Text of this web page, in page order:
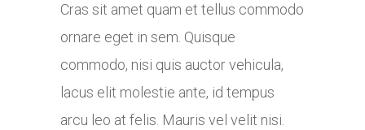
Cras sit amet quam et tellus commodo
ornare eget in sem. Quisque
commodo, nisi quis auctor vehicula,
lacus elit molestie ante, id tempus
arcu leo at felis. Mauris vel velit nisi.